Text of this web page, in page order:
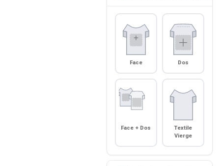
Face Dos
Face + Dos
Textile
Vierge